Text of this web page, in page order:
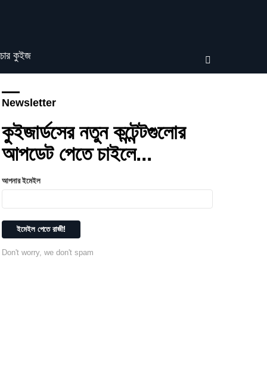
কুইজ
Newsletter
কুইজার্ডসের নতুন কন্টেন্টগুলোর
আপডেট পেতে চাইলে...
আপনার ইমেইল
Don't worry, we don't spam